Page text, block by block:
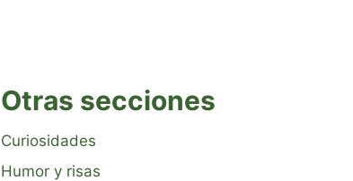
Otras secciones
Curiosidades
Humor y risas